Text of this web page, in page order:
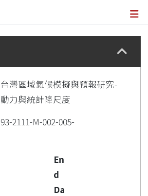
Details
台灣區域氣候模擬與預報研究-
動力與統計降尺度
93-2111-M-002-005-
En
d
Da